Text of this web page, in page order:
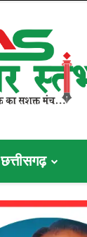
छत्तीसगढ़